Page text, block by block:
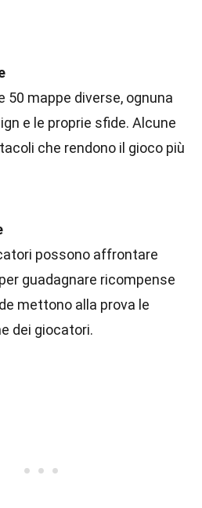
50 mappe diverse, ognuna
e le proprie sfide. Alcune
che rendono il gioco più
possono affrontare
guadagnare ricompense
mettono alla prova le
dei giocatori.